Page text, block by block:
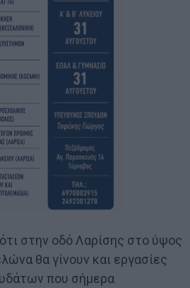
στην οδό Λαρίσης στο ύψος
θα γίνουν και εργασίες
που σήμερα